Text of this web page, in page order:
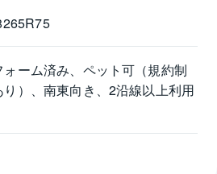
ォーム済み、ペット可（規約制
り）、南東向き、2沿線以上利用